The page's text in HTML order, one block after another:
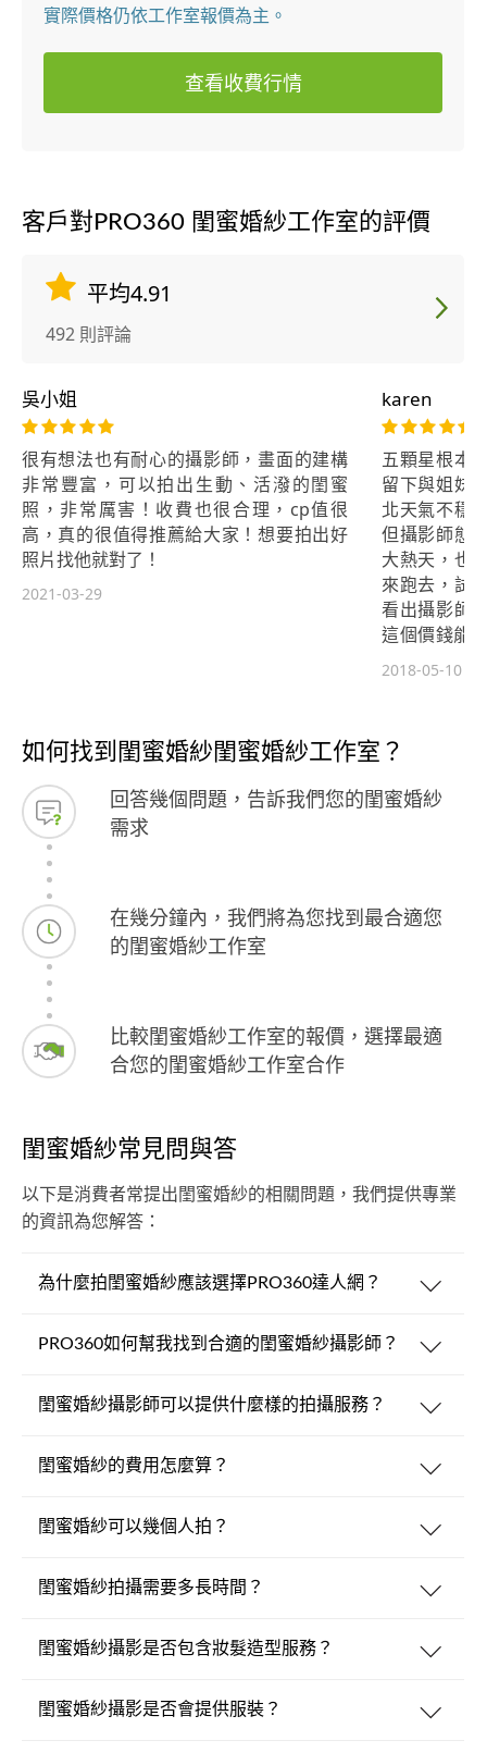
實際價格仍依工作室報價為主。
查看收費行情
客戶對PRO360 閨蜜婚紗工作室的評價
平均4.91
492 則評論
吳小姐
很有想法也有耐心的攝影師，畫面的建構
非常豐富，可以拍出生動、活潑的閨蜜
照，非常厲害！收費也很合理，cp值很
高，真的很值得推薦給大家！想要拍出好
照片找他就對了！
2021-03-29
karen
五顆星根本
留下與姐妹
北天氣不穩
但攝影師態
大熱天，也
來跑去，試
看出攝影師
這個價錢能
表，已經介
2018-05-10
如何找到閨蜜婚紗閨蜜婚紗工作室？
回答幾個問題，告訴我們您的閨蜜婚紗
需求
在幾分鐘內，我們將為您找到最合適您
的閨蜜婚紗工作室
比較閨蜜婚紗工作室的報價，選擇最適
合您的閨蜜婚紗工作室合作
閨蜜婚紗常見問與答
以下是消費者常提出閨蜜婚紗的相關問題，我們提供專業
的資訊為您解答：
為什麼拍閨蜜婚紗應該選擇PRO360達人網？
PRO360如何幫我找到合適的閨蜜婚紗攝影師？
閨蜜婚紗攝影師可以提供什麼樣的拍攝服務？
閨蜜婚紗的費用怎麼算？
閨蜜婚紗可以幾個人拍？
閨蜜婚紗拍攝需要多長時間？
閨蜜婚紗攝影是否包含妝髮造型服務？
閨蜜婚紗攝影是否會提供服裝？